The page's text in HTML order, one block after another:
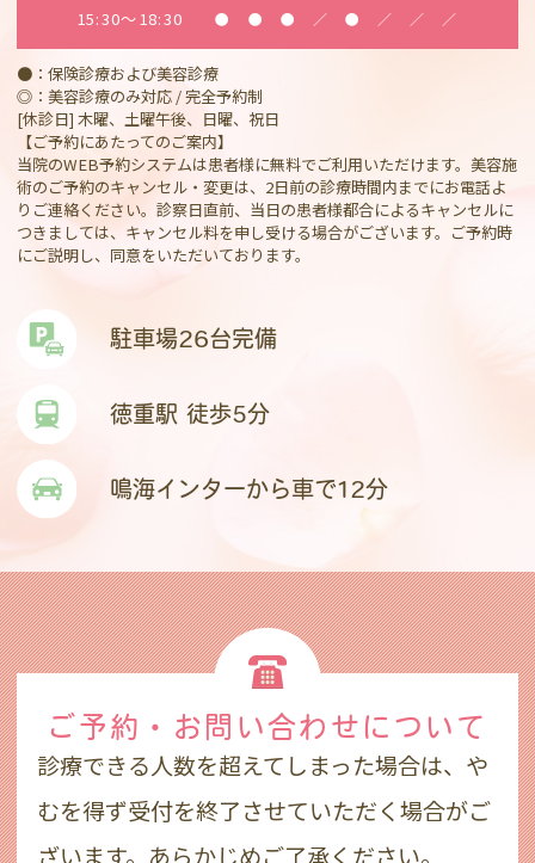
15:30～18:30 ● ● ● ／ ● ／ ／ ／
●：保険診療および美容診療
◎：美容診療のみ対応 / 完全予約制
[休診日] 木曜、土曜午後、日曜、祝日
【ご予約にあたってのご案内】
当院のWEB予約システムは患者様に無料でご利用いただけます。美容施
術のご予約のキャンセル・変更は、2日前の診療時間内までにお電話よ
りご連絡ください。診察日直前、当日の患者様都合によるキャンセルに
つきましては、キャンセル料を申し受ける場合がございます。ご予約時
にご説明し、同意をいただいております。
駐車場26台完備
徳重駅 徒歩5分
鳴海インターから車で12分
ご予約・お問い合わせ について
診療できる人数を超えてしまった場合は、や
むを得ず受付を終了させていただく場合がご
ざいます。あらかじめご了承ください。